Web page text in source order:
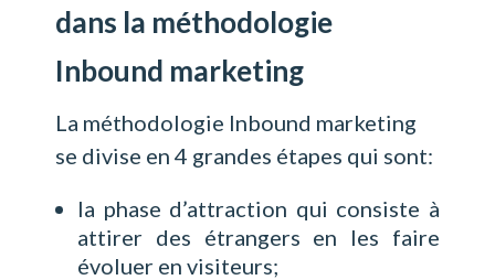
dans la méthodologie
Inbound marketing
La méthodologie Inbound marketing
se divise en 4 grandes étapes qui sont:
la phase d’attraction qui consiste à
attirer des étrangers en les faire
évoluer en visiteurs;